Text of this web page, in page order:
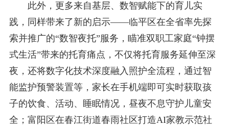
此外，更多来自基层、数智赋能下的育儿实
践，同样带来了新的启示——临平区在全省率先探
索并推广的“数智夜托”服务，瞄准双职工家庭“钟摆
式生活”带来的托育痛点，不仅将托育服务延伸至深
夜，还将数字化技术深度融入照护全流程，通过智
能监护预警装置等，家长在手机端即可实时获取孩
子的饮食、活动、睡眠情况，昼夜不息守护儿童安
全；富阳区在春江街道春雨社区打造AI家教示范社